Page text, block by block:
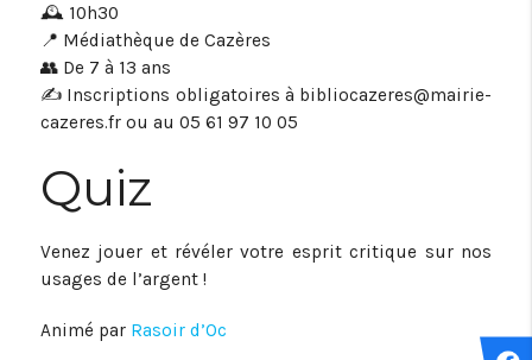
🕰️ 10h30
📍 Médiathèque de Cazères
👥 De 7 à 13 ans
✍️ Inscriptions obligatoires à bibliocazeres@mairie-
cazeres.fr ou au 05 61 97 10 05
Quiz
Venez jouer et révéler votre esprit critique sur nos
usages de l’argent !
Animé par Rasoir d’Oc